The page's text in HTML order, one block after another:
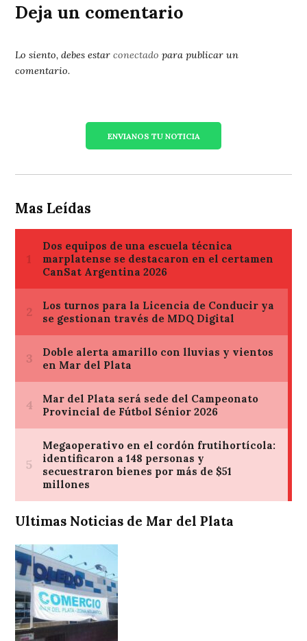
Deja un comentario
Lo siento, debes estarconectado para publicar un
comentario.
ENVIANOS TU NOTICIA
Mas Leídas
Ultimas Noticias de Mar del Plata